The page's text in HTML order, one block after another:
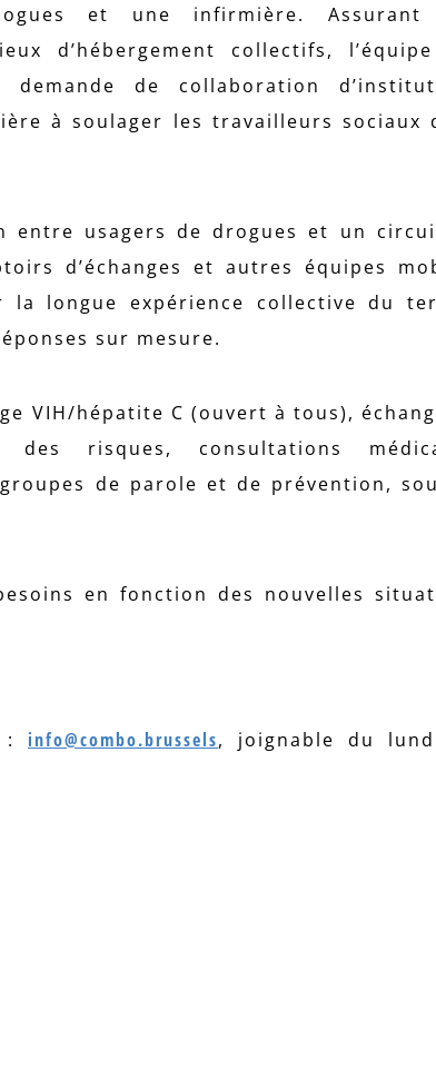
et une infirmière. Assurant
d’hébergement collectifs,
de collaboration
à soulager les travailleurs sociaux
entre usagers de drogues et un
d’échanges et autres équipes
la longue expérience collective du
sur mesure.
VIH/hépatite C (ouvert à tous),
risques, consultations
de parole et de prévention,
en fonction des nouvelles
: info@combo.brussels, joignable du